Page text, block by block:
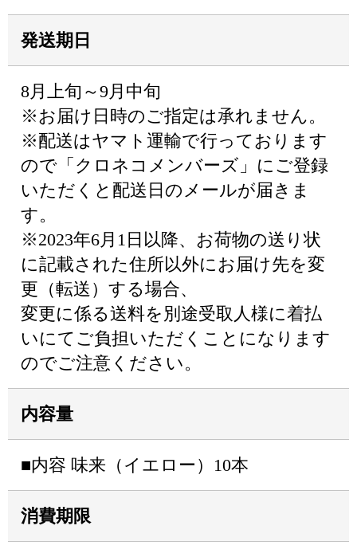
発送期日
8月上旬～9月中旬
※お届け日時のご指定は承れません。
※配送はヤマト運輸で行っております
ので「クロネコメンバーズ」にご登録
いただくと配送日のメールが届きま
す。
※2023年6月1日以降、お荷物の送り状
に記載された住所以外にお届け先を変
更（転送）する場合、
変更に係る送料を別途受取人様に着払
いにてご負担いただくことになります
のでご注意ください。
内容量
■内容 味来（イエロー）10本
消費期限